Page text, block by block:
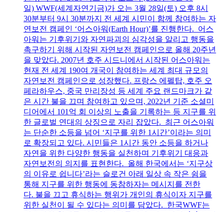
일) WWF(세계자연기금)가 오는 3월 28일(토) 오후 8시
30분부터 9시 30분까지 전 세계 시민이 함께 참여하는 자
연보전 캠페인 ‘어스아워(Earth Hour)’를 진행한다. 어스
아워는 기후위기와 자연파괴의 심각성을 알리고 행동을
촉구하기 위해 시작된 자연보전 캠페인으로 올해 20주년
을 맞았다. 2007년 호주 시드니에서 시작된 어스아워는
현재 전 세계 190여 개국이 참여하는 세계 최대 규모의
자연보전 캠페인으로 성장했다. 프랑스 에펠탑, 호주 오
페라하우스, 중국 만리장성 등 세계 주요 랜드마크가 같
은 시간 불을 끄며 참여하고 있으며, 2022년 기준 소셜미
디어에서 101억 회 이상의 노출을 기록하는 등 지구를 위
한 글로벌 연대의 상징으로 자리 잡았다. 최근 어스아워
는 단순한 소등을 넘어 ‘지구를 위한 1시간’이라는 의미
로 확장되고 있다. 시민들은 1시간 동안 소등을 하거나
자연을 위한 다양한 행동을 실천하며 기후위기 대응과
자연보전의 의지를 표현한다. 올해 한국에서는 ‘지구상
의 이유로 쉽니다’라는 슬로건 아래 일상 속 작은 쉼을
통해 지구를 위한 행동에 동참하자는 메시지를 전한
다. 불을 끄고 휴식하는 행위가 개인의 휴식이자 지구를
위한 실천이 될 수 있다는 의미를 담았다. 한국WWF는